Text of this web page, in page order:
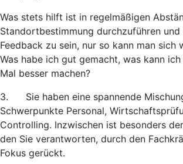
Was stets hilft ist in regelmäßigen
Standortbestimmung durchzuführen
Feedback zu sein, nur so kann man sich
Was habe ich gut gemacht, was kann
Mal besser machen?
3. Sie haben eine spannende
Schwerpunkte Personal,
Controlling. Inzwischen ist besonders
den Sie verantworten, durch den
Fokus gerückt.